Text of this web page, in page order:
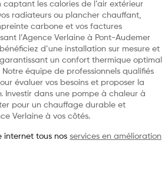
les calories de l’air extérieur
radiateurs ou plancher chauffant,
carbone et vos factures
l’Agence Verlaine à Pont-Audemer
d’une installation sur mesure et
un confort thermique optimal
équipe de professionnels qualifiés
évaluer vos besoins et proposer la
Investir dans une pompe à chaleur à
pour un chauffage durable et
Verlaine à vos côtés.
internet tous nos services en amélioration